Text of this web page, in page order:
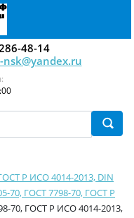
48-14
nsk@yandex.ru
Р ИСО 4014-2013, DIN
70, ГОСТ 7798-70, ГОСТ Р
70, ГОСТ Р ИСО 4014-2013,